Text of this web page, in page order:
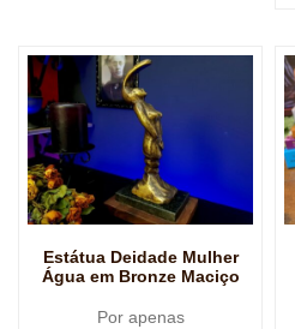
Estátua Deidade Mulher
Água em Bronze Maciço
Por apenas